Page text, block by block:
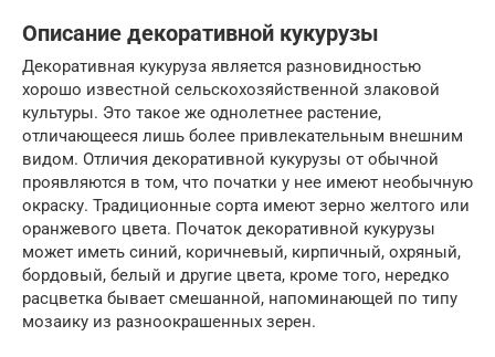
Описание декоративной кукурузы
Декоративная кукуруза является разновидностью
хорошо известной сельскохозяйственной злаковой
культуры. Это такое же однолетнее растение,
отличающееся лишь более привлекательным внешним
видом. Отличия декоративной кукурузы от обычной
проявляются в том, что початки у нее имеют необычную
окраску. Традиционные сорта имеют зерно желтого или
оранжевого цвета. Початок декоративной кукурузы
может иметь синий, коричневый, кирпичный, охряный,
бордовый, белый и другие цвета, кроме того, нередко
расцветка бывает смешанной, напоминающей по типу
мозаику из разноокрашенных зерен.